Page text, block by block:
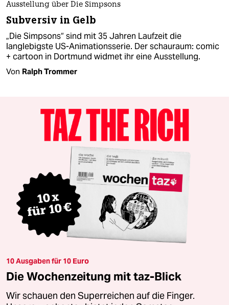
Ausstellung über Die Simpsons
Subversiv in Gelb
„Die Simpsons“ sind mit 35 Jahren Laufzeit die
langlebigste US-Animationsserie. Der schauraum: comic
+ cartoon in Dortmund widmet ihr eine Ausstellung.
Von Ralph Trommer
10 Ausgaben für 10 Euro
Die Wochenzeitung mit taz-Blick
Wir schauen den Superreichen auf die Finger.